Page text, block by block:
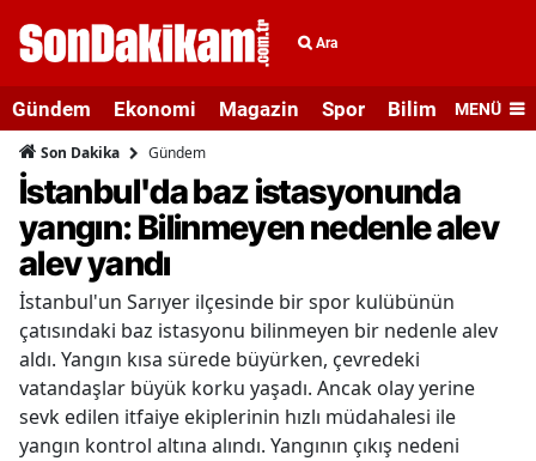
Ara
Gündem Ekonomi Magazin Spor Bilim veMENÜ
Son Dakika Gündem
İstanbul'da baz istasyonunda
yangın: Bilinmeyen nedenle alev
alev yandı
İstanbul'un Sarıyer ilçesinde bir spor kulübünün
çatısındaki baz istasyonu bilinmeyen bir nedenle alev
aldı. Yangın kısa sürede büyürken, çevredeki
vatandaşlar büyük korku yaşadı. Ancak olay yerine
sevk edilen itfaiye ekiplerinin hızlı müdahalesi ile
yangın kontrol altına alındı. Yangının çıkış nedeni